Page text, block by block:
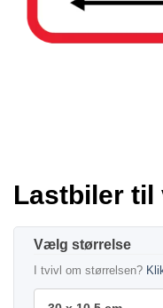
Lastbiler til
størrelse
I tvivl om størrelsen?